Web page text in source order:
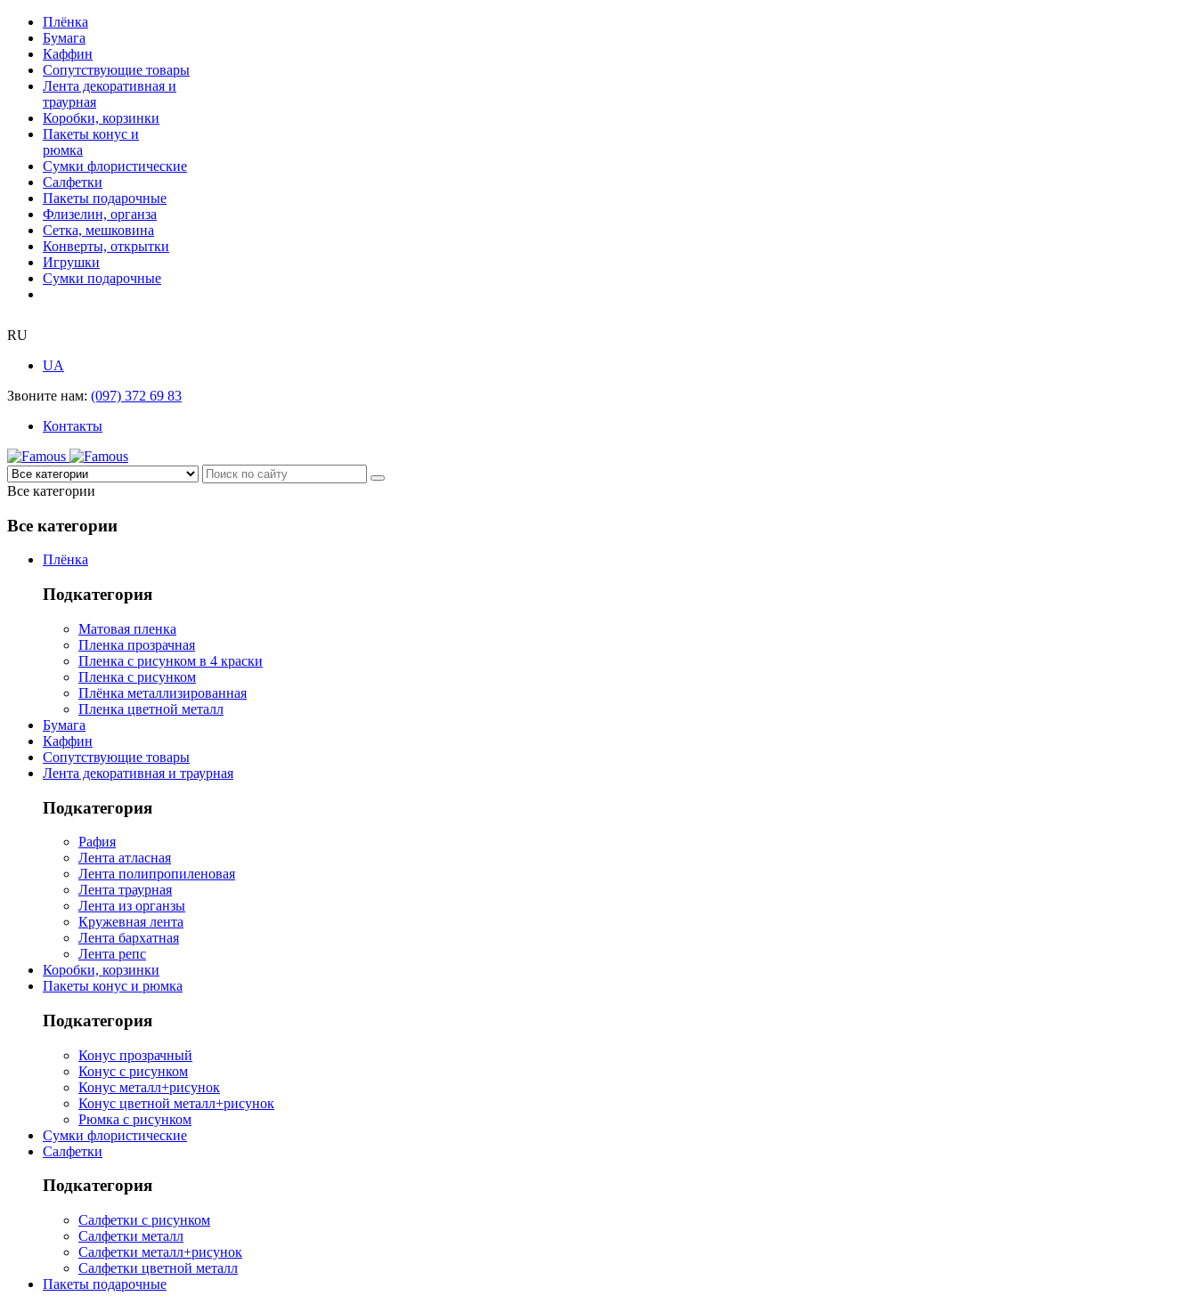
Плёнка
Бумага
Каффин
Сопутствующие товары
Лента декоративная и
траурная
Коробки, корзинки
Пакеты конус и
рюмка
Сумки флористические
Салфетки
Пакеты подарочные
Флизелин, органза
Сетка, мешковина
Конверты, открытки
Игрушки
Сумки подарочные
RU
UA
Звоните нам: (097) 372 69 83
Контакты
Все категории
Все категории
Плёнка
Подкатегория
Матовая пленка
Пленка прозрачная
Пленка с рисунком в 4 краски
Пленка с рисунком
Плёнка металлизированная
Пленка цветной металл
Бумага
Каффин
Сопутствующие товары
Лента декоративная и траурная
Подкатегория
Рафия
Лента атласная
Лента полипропиленовая
Лента траурная
Лента из органзы
Кружевная лента
Лента бархатная
Лента репс
Коробки, корзинки
Пакеты конус и рюмка
Подкатегория
Конус прозрачный
Конус с рисунком
Конус металл+рисунок
Конус цветной металл+рисунок
Рюмка с рисунком
Сумки флористические
Салфетки
Подкатегория
Салфетки с рисунком
Салфетки металл
Салфетки металл+рисунок
Салфетки цветной металл
Пакеты подарочные